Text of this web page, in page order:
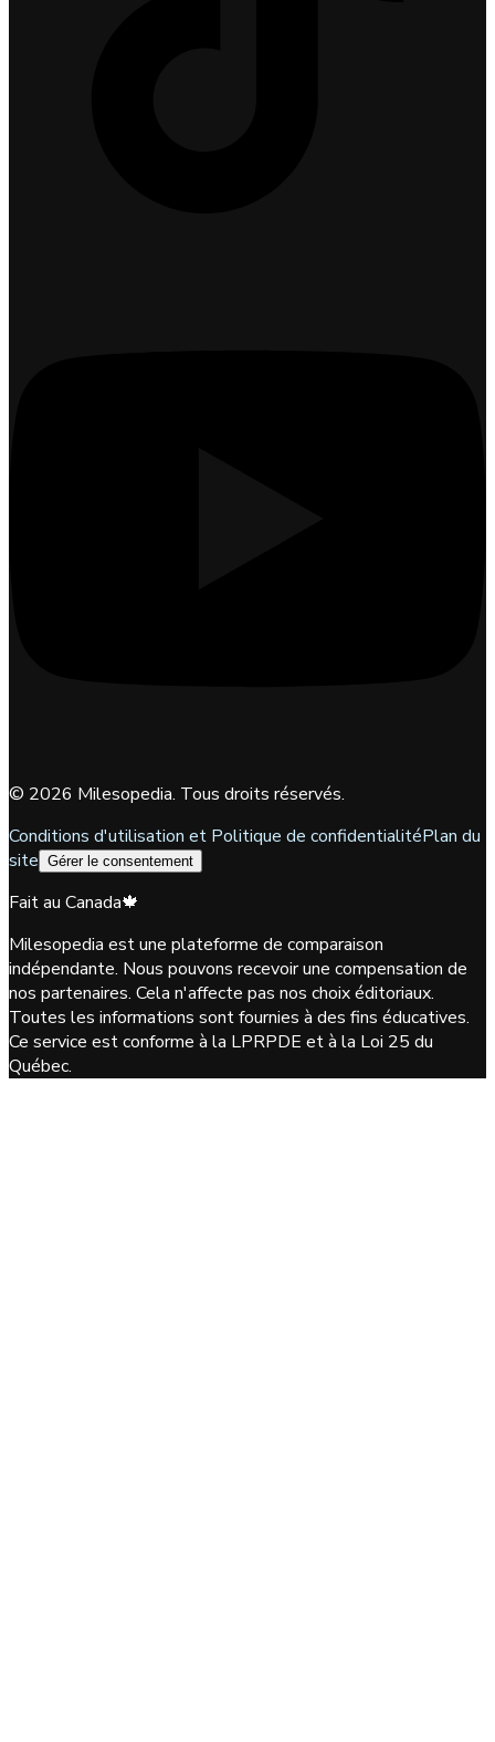
© 2026 Milesopedia. Tous droits réservés.
Conditions d'utilisation et Politique de confidentialitéPlan du
site Gérer le consentement
Fait au Canada🍁
Milesopedia est une plateforme de comparaison
indépendante. Nous pouvons recevoir une compensation de
nos partenaires. Cela n'affecte pas nos choix éditoriaux.
Toutes les informations sont fournies à des fins éducatives.
Ce service est conforme à la LPRPDE et à la Loi 25 du
Québec.